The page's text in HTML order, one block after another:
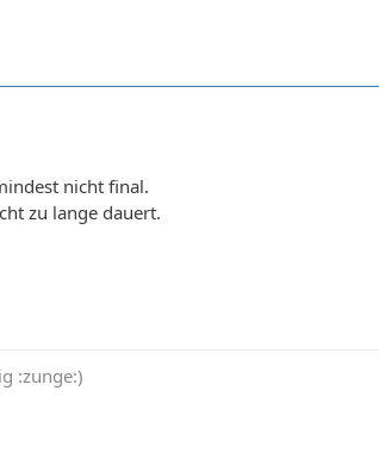
nicht final.
zu lange dauert.
:zunge:)